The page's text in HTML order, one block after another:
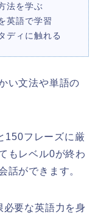
法を学ぶ
英語で学習
ディに触れる
い文法や単語の
150フレーズに厳
もレベル0が終わ
話ができます。
要な英語力を身